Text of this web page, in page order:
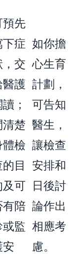
預先
下症
交
護
；
清楚
檢
目
及可
有陪
監
如你擔
心生育
計劃，
可告知
醫生，
讓檢查
安排和
日後討
論作出
相應考
慮。